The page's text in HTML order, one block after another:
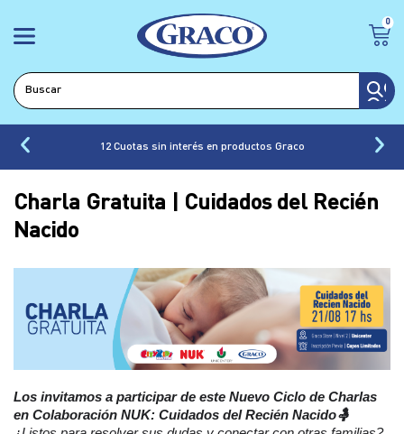
0
12 Cuotas sin interés en productos Graco
Charla Gratuita | Cuidados del Recién
Nacido
Los invitamos a participar de este Nuevo Ciclo de Charlas
en Colaboración NUK: Cuidados del Recién Nacido🤱